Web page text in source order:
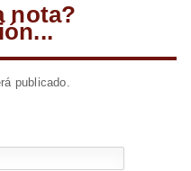
nota?
publicado.